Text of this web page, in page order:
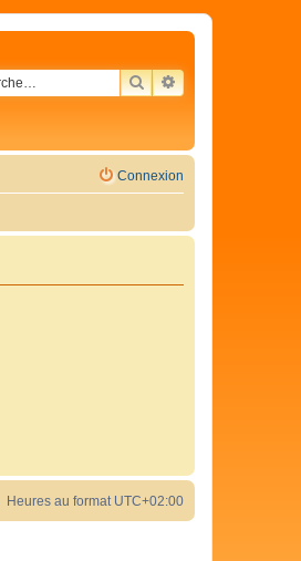
RECHERCHER
RECHERCHE
Connexion
Heures au format UTC+02:00